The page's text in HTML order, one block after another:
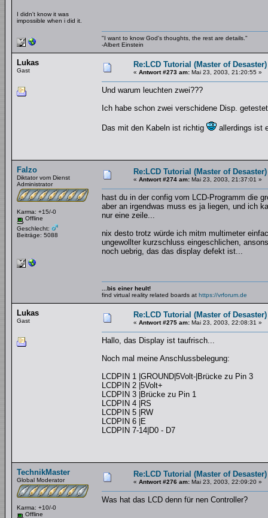
I didn't know it was
impossible when i did it.
"I want to know God's thoughts, the rest are details."
-Albert Einstein
Lukas
Gast
Re:LCD Tutorial (Master of Desaster)
« Antwort #273 am: Mai 23, 2003, 21:20:55 »
Und warum leuchten zwei???
Ich habe schon zwei verschidene Disp.
Das mit den Kabeln ist richtig allerdings ist
Falzo
Diktator vom Dienst
Administrator
Karma: +15/-0
Offline
Geschlecht:
Beiträge: 5088
Re:LCD Tutorial (Master of Desaster)
« Antwort #274 am: Mai 23, 2003, 21:37:01 »
hast du in der config vom LCD-Programm die
aber an irgendwas muss es ja liegen, und ich
nur eine zeile...
nix desto trotz würde ich mitm multimeter
ungewollter kurzschluss eingeschlichen,
noch uebrig, das das display defekt ist...
...bis einer heult!
find virtual reality related boards at https://vrforum.de
Lukas
Gast
Re:LCD Tutorial (Master of Desaster)
« Antwort #275 am: Mai 23, 2003, 22:08:31 »
Hallo, das Display ist taufrisch...
Noch mal meine Anschlussbelegung:
LCDPIN 1 |GROUND|5Volt-|Brücke zu Pin 3
LCDPIN 2 |5Volt+
LCDPIN 3 |Brücke zu Pin 1
LCDPIN 4 |RS
LCDPIN 5 |RW
LCDPIN 6 |E
LCDPIN 7-14|D0 - D7
TechnikMaster
Global Moderator
Karma: +10/-0
Offline
Re:LCD Tutorial (Master of Desaster)
« Antwort #276 am: Mai 23, 2003, 22:09:20 »
Was hat das LCD denn für nen Controller?